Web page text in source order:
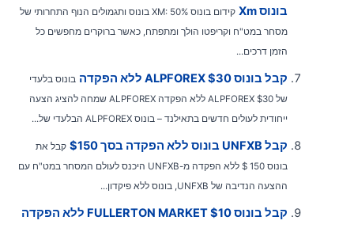
בונוס Xm
קידום בונוס XM: 50% בונוס ותגמולים הנוף התחרותי של
מסחר במט"ח וקריפטו הולך ומתפתח, כאשר ברוקרים מחפשים כל
הזמן דרכים...
קבל בונוס ALPFOREX $30 ללא הפקדה
בונוס בלעדי
של ALPFOREX $30 ללא הפקדה ALPFOREX שמחה להציג הצעה
ייחודית לעולים חדשים בתאילנד – בונוס ALPFOREX הבלעדי של...
קבל UNFXB בונוס ללא הפקדה בסך $150
קבל את
בונוס 150 $ ללא הפקדה מ-UNFXB היכנס לעולם המסחר במט"ח עם
ההצעה הנדיבה של UNFXB, בונוס ללא פיקדון...
קבל בונוס FULLERTON MARKET $10 ללא הפקדה